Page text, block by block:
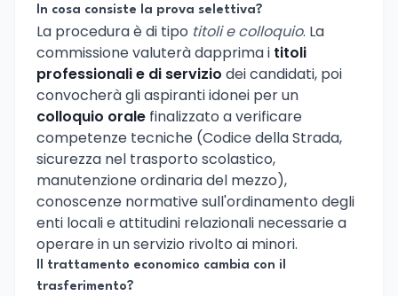
In cosa consiste la prova selettiva?
La procedura è di tipo titoli e colloquio. La
commissione valuterà dapprima i titoli
professionali e di servizio dei candidati, poi
convocherà gli aspiranti idonei per un
colloquio orale finalizzato a verificare
competenze tecniche (Codice della Strada,
sicurezza nel trasporto scolastico,
manutenzione ordinaria del mezzo),
conoscenze normative sull'ordinamento degli
enti locali e attitudini relazionali necessarie a
operare in un servizio rivolto ai minori.
Il trattamento economico cambia con il
trasferimento?